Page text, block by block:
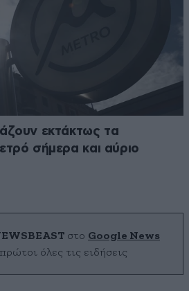
εκτάκτως τα
σήμερα και αύριο
στο Google News
όλες τις ειδήσεις